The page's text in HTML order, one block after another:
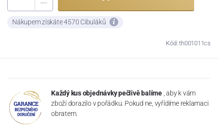
Nákupem získáte 4570 Cibuláků
Kód: th001011cs
Každý kus objednávky pečlivě balíme , aby k vám
zboží dorazilo v pořádku. Pokud ne, vyřídíme reklamaci
obratem.